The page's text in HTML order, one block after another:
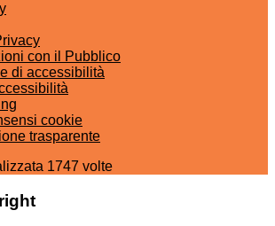
con il Pubblico
di accessibilità
cookie
trasparente
1747 volte